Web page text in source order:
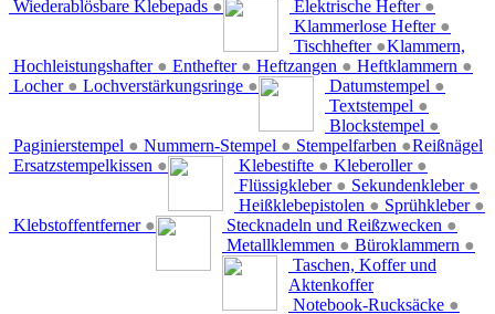
Wiederablösbare Klebepads ● Elektrische Hefter ●
Klammerlose Hefter ●
Tischhefter ●
Hochleistungshafter ● Enthefter ● Heftzangen ● Heftklammern ●
Locher ● Lochverstärkungsringe ● Datumstempel ●
Textstempel ●
Blockstempel ●
Paginierstempel ● Nummern-Stempel ● Stempelfarben ●
Ersatzstempelkissen ● Klebestifte ● Kleberoller ●
Flüssigkleber ● Sekundenkleber ●
Heißklebepistolen ● Sprühkleber ●
Klebstoffentferner ●
Klammern,
Reißnägel
Stecknadeln und Reißzwecken ●
Metallklemmen ● Büroklammern ●
Taschen, Koffer und
Aktenkoffer
Notebook-Rucksäcke ●